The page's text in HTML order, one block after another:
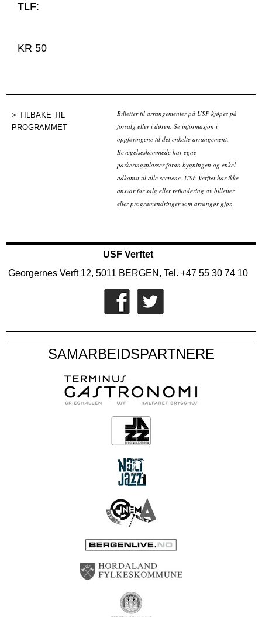
TLF:
KR 50
TILBAKE TIL
PROGRAMMET
Billetter til arrangementer på USF kjøpes på
forsalg eller i døren. Se informasjon i
oppføringene til det enkelte arrangement.
Bevegelseshemmede har egne
parkeringsplasser foran bygningen og enkel
adkomst til alle scenene. USF Verftet har ikke
ansvar for salg eller refundering av billetter
eller programendringer som arrangør gjør.
USF Verftet
Georgernes Verft 12, 5011 BERGEN, Tel. +47 55 30 74 10
SAMARBEIDSPARTNERE